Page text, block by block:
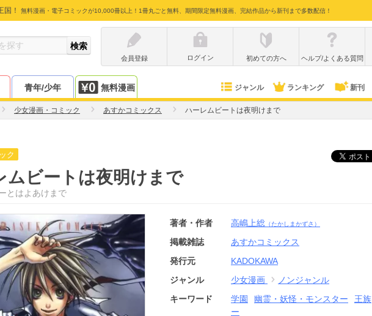
！ 無料漫画・電子コミックが10,000冊以上！1冊丸ごと無料、期間限定無料漫画、完結作品から新刊まで多数配信！
会員登録
ログイン 初めての方へ ヘルプ/よくある質問
青年/少年 無料漫画 ジャンル ランキング 新刊
少女漫画・コミック あすかコミックス ハーレムビートは夜明けまで
ク
ムビートは夜明けまで
とはよあけまで
著者・作者 高嶋上総 （たかしまかずさ）
掲載雑誌
あすかコミックス
発行元
KADOKAWA
ジャンル
少女漫画
ノンジャンル
キーワード
学園 幽霊・妖怪・モンスター 王族
ー